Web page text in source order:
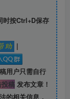
时按Ctrl+D保存
|
用户只需自行
稿发布文章！
的相关信息，